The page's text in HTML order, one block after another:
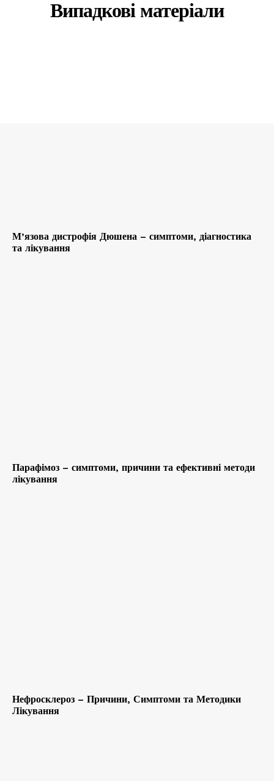
Випадкові матеріали
М’язова дистрофія Дюшена – симптоми, діагностика
та лікування
Парафімоз – симптоми, причини та ефективні методи
лікування
Нефросклероз – Причини, Симптоми та Методики
Лікування